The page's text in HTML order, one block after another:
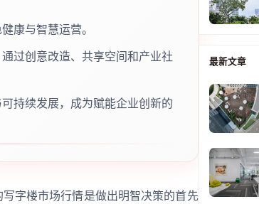
康与智慧运营。
过创意改造、共享空间和产业社
持续发展，成为赋能企业创新的
字楼市场行情是做出明智决策的首先
最新文章